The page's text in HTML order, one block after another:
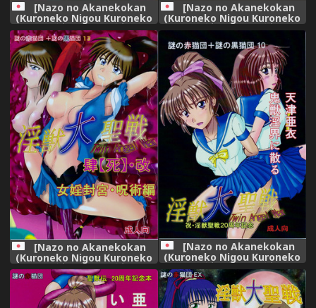
[Nazo no Akanekokan
(Kuroneko Nigou Kuroneko
Reigou)] 謎の赤猫団＋謎の黒猫
団 16 淫蟲妖かし編 淫獣大聖戦
EX【死】・改 Twin Angel
War (Injuu Seisen Twin
Angels)
[Nazo no Akanekokan
(Kuroneko Nigou Kuroneko
Reigou)] 謎の赤猫団＋謎の黒猫
団 15 触手輪廻編 淫獣大聖戦
聖・獣ノ壱 Twin Angel War
(Injuu Seisen Twin Angels)
[Nazo no Akanekokan
(Kuroneko Nigou Kuroneko
Reigou)] 謎の赤猫団＋謎の黒猫
団 13 女婬封宮・呪術編 淫獣大
聖戦 肆【死】・改 Twin Angel
War (Injuu Seisen Twin
[Nazo no Akanekokan
(Kuroneko Nigou Kuroneko
Reigou)] 謎の赤猫団＋謎の黒猫
団 10 天津亜衣 鬼獣淫界に散る
淫獣大聖戦 Twin Angel War
淫獣聖戦20周年記念 (Injuu